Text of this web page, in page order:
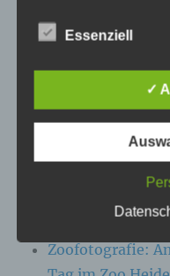
Naturfoto-Blog
Zoofotografie:
a)
Informationen,
oder
identifizierbar
angesehen, die
Essenziell
✓